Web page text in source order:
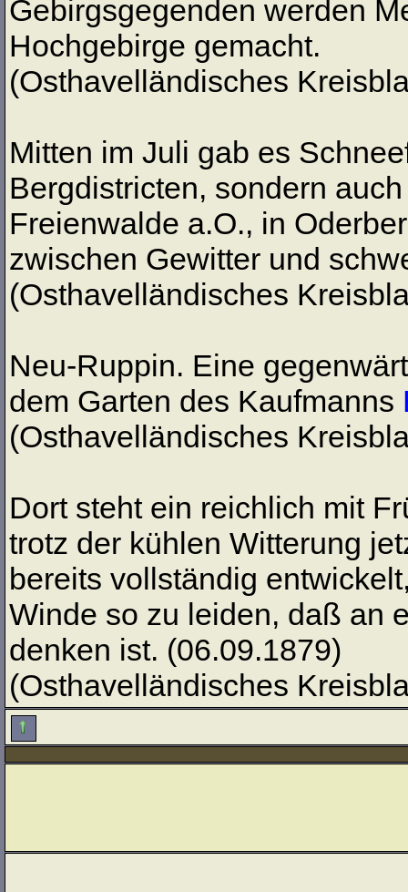
Gebirgsgegenden werden
Hochgebirge gemacht.
(Osthavelländisches
Mitten im Juli gab es
Bergdistricten, sondern
Freienwalde a.O., in
zwischen Gewitter und
(Osthavelländisches
Neu-Ruppin. Eine
dem Garten des Kaufmanns
(Osthavelländisches
Dort steht ein reichlich mit
trotz der kühlen Witterung
bereits vollständig
Winde so zu leiden, daß an
denken ist. (06.09.1879)
(Osthavelländisches